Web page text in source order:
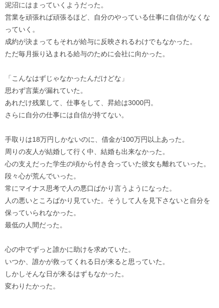
泥沼にはまっていくようだった。
営業を頑張れば頑張るほど、自分のやっている仕事に自信がなくな
っていく。
成約が決まってもそれが給与に反映されるわけでもなかった。
ただ毎月振り込まれる給与のために会社に向かった。
「こんなはずじゃなかったんだけどな」
思わず言葉が漏れていた。
あれだけ残業して、仕事をして、昇給は3000円。
さらに自分の仕事には自信が持てない。
手取りは18万円しかないのに、借金が100万円以上あった。
周りの友人が結婚して行く中、結婚も出来なかった。
心の支えだった学生の頃から付き合っていた彼女も離れていった。
段々心が荒んでいった。
常にマイナス思考で人の悪口ばかり言うようになった。
人の悪いところばかり見ていた。そうして人を見下さないと自分を
保っていられなかった。
最低の人間だった。
心の中でずっと誰かに助けを求めていた。
いつか、誰かが救ってくれる日が来ると思っていた。
しかしそんな日が来るはずもなかった。
変わりたかった。